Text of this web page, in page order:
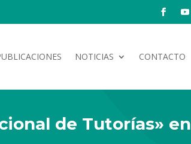
NOTICIAS CONTACTO
de Tutorías» en